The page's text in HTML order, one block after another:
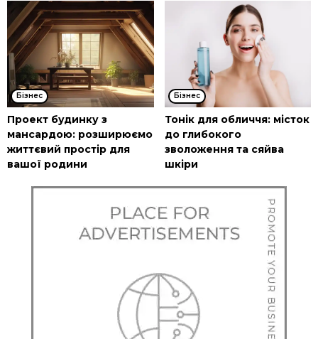
Бізнес
Проект будинку з
мансардою: розширюємо
життєвий простір для
вашої родини
Бізнес
Тонік для обличчя: місток
до глибокого
зволоження та сяйва
шкіри